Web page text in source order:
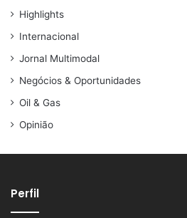
Highlights
Internacional
Jornal Multimodal
Negócios & Oportunidades
Oil & Gas
Opinião
Perfil